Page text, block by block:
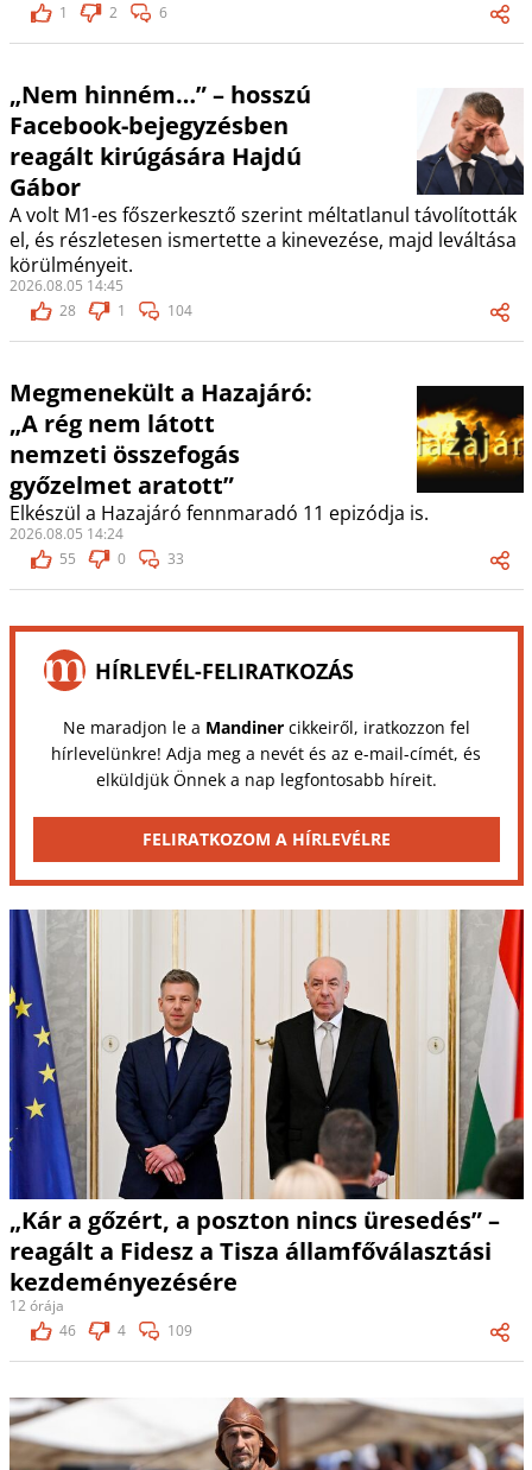
1
2 6
„Nem hinném…” – hosszú
Facebook-bejegyzésben
reagált kirúgására Hajdú
Gábor
A volt M1-es főszerkesztő szerint méltatlanul távolították
el, és részletesen ismertette a kinevezése, majd leváltása
körülményeit.
2026.08.05 14:45
28
1 104
Megmenekült a Hazajáró:
„A rég nem látott
nemzeti összefogás
győzelmet aratott”
Elkészül a Hazajáró fennmaradó 11 epizódja is.
2026.08.05 14:24
55
0 33
HÍRLEVÉL-FELIRATKOZÁS
Ne maradjon le a Mandinercikkeiről, iratkozzon fel
hírlevelünkre! Adja meg a nevét és az e-mail-címét, és
elküldjük Önnek a nap legfontosabb híreit.
FELIRATKOZOM A HÍRLEVÉLRE
„Kár a gőzért, a poszton nincs üresedés” –
reagált a Fidesz a Tisza államfőválasztási
kezdeményezésére
12 órája
46
4 109